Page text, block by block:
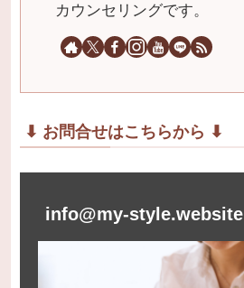
カウンセリングです。
⬇︎ お問合せはこちらから ⬇︎
info@my-style.website